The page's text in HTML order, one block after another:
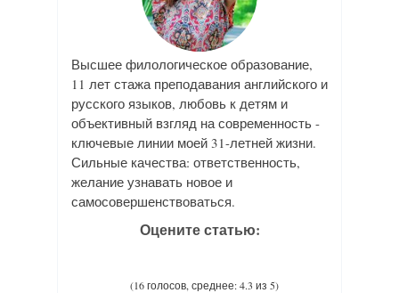
Высшее филологическое образование,
11 лет стажа преподавания английского и
русского языков, любовь к детям и
объективный взгляд на современность -
ключевые линии моей 31-летней жизни.
Сильные качества: ответственность,
желание узнавать новое и
самосовершенствоваться.
Оцените статью:
(16 голосов, среднее: 4.3 из 5)